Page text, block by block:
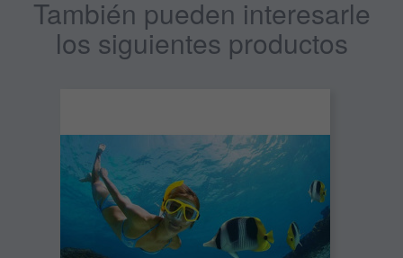
También pueden interesarle
los siguientes productos